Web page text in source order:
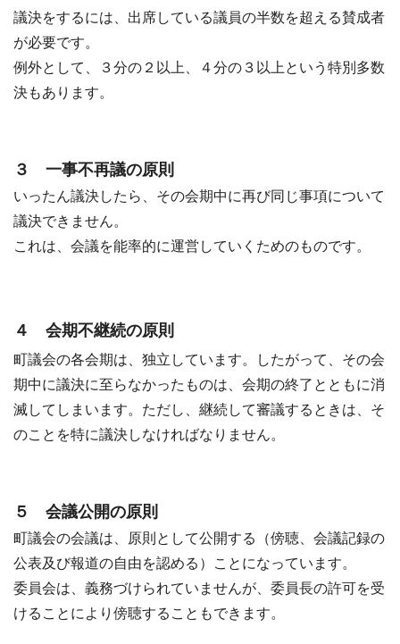
議決をするには、出席している議員の半数を超える賛成者
が必要です。
例外として、３分の２以上、４分の３以上という特別多数
決もあります。
３ 一事不再議の原則
いったん議決したら、その会期中に再び同じ事項について
議決できません。
これは、会議を能率的に運営していくためのものです。
４ 会期不継続の原則
町議会の各会期は、独立しています。したがって、その会
期中に議決に至らなかったものは、会期の終了とともに消
滅してしまいます。ただし、継続して審議するときは、そ
のことを特に議決しなければなりません。
５ 会議公開の原則
町議会の会議は、原則として公開する（傍聴、会議記録の
公表及び報道の自由を認める）ことになっています。
委員会は、義務づけられていませんが、委員長の許可を受
けることにより傍聴することもできます。